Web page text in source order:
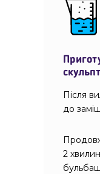
Після
до
2